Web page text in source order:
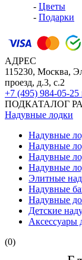
- Цветы
- Подарки
АДРЕС
115230, Москва,
проезд, д.3, с.2
+7 (495) 984-05-25
ПОДКАТАЛОГ
Надувные лодки
Надувные
Надувные
Надувные
Надувные
Элитные
Надувные
Надувные
Детские
Аксессуары
(0)